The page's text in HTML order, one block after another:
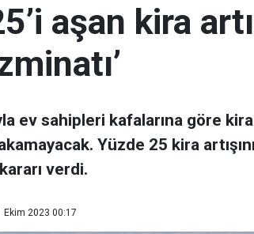
aşan kira
ev sahipleri kafalarına göre kira
Yüzde 25 kira
verdi.
Ekim 2023 00:17